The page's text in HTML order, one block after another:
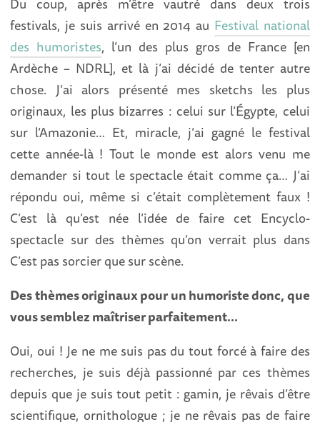
festivals, je suis arrivé en 2014 au Festival national
des humoristes, l’un des plus gros de France [en
Ardèche – NDRL], et là j’ai décidé de tenter autre
chose. J’ai alors présenté mes sketchs les plus
originaux, les plus bizarres : celui sur l’Égypte, celui
sur l’Amazonie… Et, miracle, j’ai gagné le festival
cette année-là ! Tout le monde est alors venu me
demander si tout le spectacle était comme ça… J’ai
répondu oui, même si c’était complètement faux !
C’est là qu’est née l’idée de faire cet Encyclo-
spectacle sur des thèmes qu’on verrait plus dans
C’est pas sorcier que sur scène.
Des thèmes originaux pour un humoriste donc, que
vous semblez maîtriser parfaitement…
Oui, oui ! Je ne me suis pas du tout forcé à faire des
recherches, je suis déjà passionné par ces thèmes
depuis que je suis tout petit : gamin, je rêvais d’être
scientifique, ornithologue ; je ne rêvais pas de faire